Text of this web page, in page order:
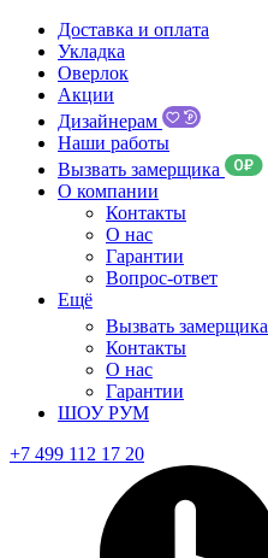
Доставка и оплата
Укладка
Оверлок
Акции
Дизайнерам
Наши работы
Вызвать замерщика
О компании
Контакты
О нас
Гарантии
Вопрос-ответ
Ещё
Вызвать замерщика
Контакты
О нас
Гарантии
ШОУ РУМ
+7 499 112 17 20